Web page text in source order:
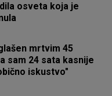
osveta koja je
mrtvim 45
sam 24 sata kasnije
iskustvo"